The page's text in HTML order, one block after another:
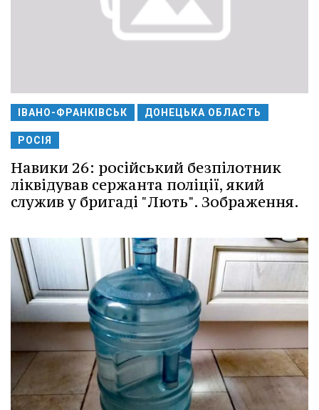
ІВАНО-ФРАНКІВСЬК ДОНЕЦЬКА ОБЛАСТЬ
РОСІЯ
Навики 26: російський безпілотник
ліквідував сержанта поліції, який
служив у бригаді "Лють". Зображення.